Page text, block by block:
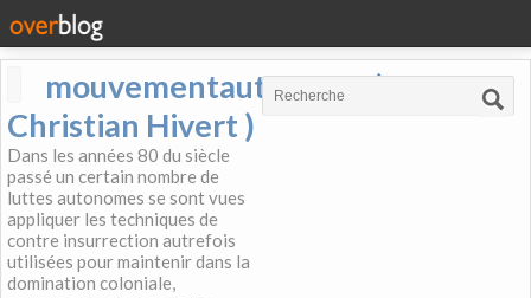
mouvementautonome (
Christian Hivert )
Dans les années 80 du siècle
passé un certain nombre de
luttes autonomes se sont vues
appliquer les techniques de
contre insurrection autrefois
utilisées pour maintenir dans la
domination coloniale,